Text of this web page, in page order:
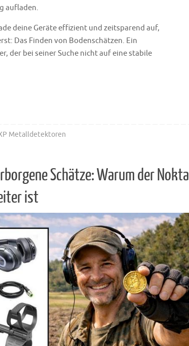
aufladen.
deine Geräte effizient und zeitsparend auf,
Das Finden von Bodenschätzen. Ein
der bei seiner Suche nicht auf eine stabile
Metalldetektoren
Schätze: Warum der Nokta
ist